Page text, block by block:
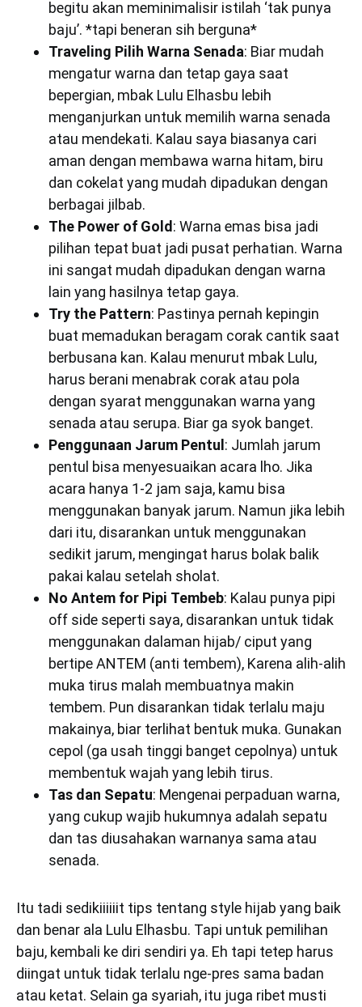
begitu akan meminimalisir istilah ‘tak punya
baju’. *tapi beneran sih berguna*
Traveling Pilih Warna Senada: Biar mudah
mengatur warna dan tetap gaya saat
bepergian, mbak Lulu Elhasbu lebih
menganjurkan untuk memilih warna senada
atau mendekati. Kalau saya biasanya cari
aman dengan membawa warna hitam, biru
dan cokelat yang mudah dipadukan dengan
berbagai jilbab.
The Power of Gold : Warna emas bisa jadi
pilihan tepat buat jadi pusat perhatian. Warna
ini sangat mudah dipadukan dengan warna
lain yang hasilnya tetap gaya.
Try the Pattern: Pastinya pernah kepingin
buat memadukan beragam corak cantik saat
berbusana kan. Kalau menurut mbak Lulu,
harus berani menabrak corak atau pola
dengan syarat menggunakan warna yang
senada atau serupa. Biar ga syok banget.
Penggunaan Jarum Pentul : Jumlah jarum
pentul bisa menyesuaikan acara lho. Jika
acara hanya 1-2 jam saja, kamu bisa
menggunakan banyak jarum. Namun jika lebih
dari itu, disarankan untuk menggunakan
sedikit jarum, mengingat harus bolak balik
pakai kalau setelah sholat.
No Antem for Pipi Tembeb: Kalau punya pipi
off side seperti saya, disarankan untuk tidak
menggunakan dalaman hijab/ ciput yang
bertipe ANTEM (anti tembem), Karena alih-alih
muka tirus malah membuatnya makin
tembem. Pun disarankan tidak terlalu maju
makainya, biar terlihat bentuk muka. Gunakan
cepol (ga usah tinggi banget cepolnya) untuk
membentuk wajah yang lebih tirus.
Tas dan Sepatu: Mengenai perpaduan warna,
yang cukup wajib hukumnya adalah sepatu
dan tas diusahakan warnanya sama atau
senada.
Itu tadi sedikiiiiiit tips tentang style hijab yang baik
dan benar ala Lulu Elhasbu. Tapi untuk pemilihan
baju, kembali ke diri sendiri ya. Eh tapi tetep harus
diingat untuk tidak terlalu nge-pres sama badan
atau ketat. Selain ga syariah, itu juga ribet musti